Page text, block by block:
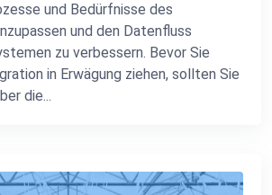
und Bedürfnisse des
und den Datenfluss
zu verbessern. Bevor Sie
in Erwägung ziehen, sollten Sie
die...